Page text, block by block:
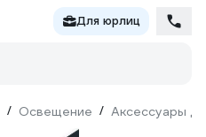
Для юрлиц
/ Освещение / Аксессуары